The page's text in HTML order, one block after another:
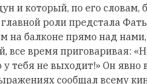
и который, по его
главной роли предстала
на балконе прямо над
все время приговаривая:
у тебя не выходит!» Он
сообщал всему